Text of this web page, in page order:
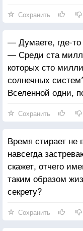
на минутку
такие
знакомый запах,
штор, шум ливня
снег на тротуаре
почки.
Сохранить
— Думаете, где-
— Среди ста
которых сто
солнечных
Вселенной одни,
Сохранить
Время стирает не
навсегда
скажет, отчего
таким образом
секрету?
Сохранить